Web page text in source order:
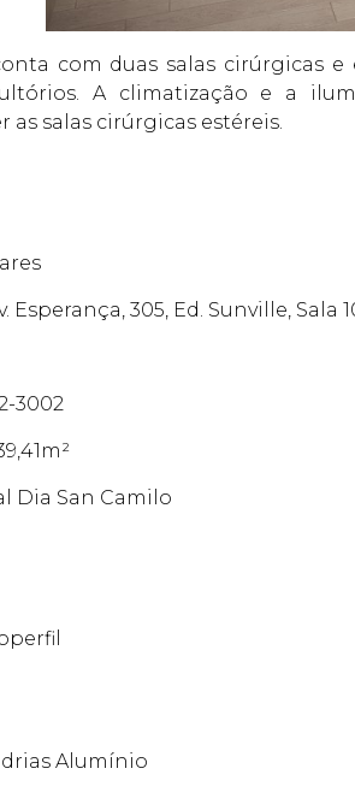
com duas salas cirúrgicas
A climatização e a
as salas cirúrgicas estéreis.
305, Ed. Sunville, Sala
3002
Dia San Camilo
Alumínio